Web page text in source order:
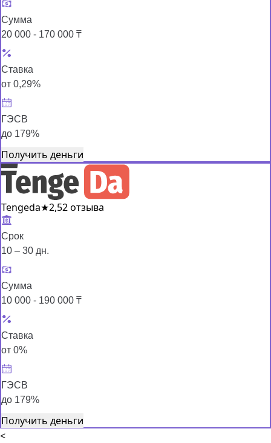
Сумма
20 000 - 170 000 ₸
Ставка
от 0,29%
ГЭСВ
до 179%
Получить деньги
Tengeda★2,52 отзыва
Срок
10 – 30 дн.
Сумма
10 000 - 190 000 ₸
Ставка
от 0%
ГЭСВ
до 179%
Получить деньги
<